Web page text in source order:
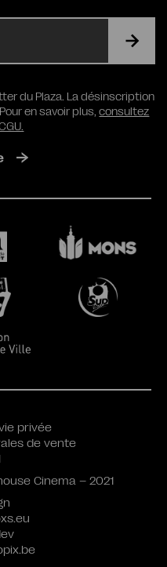
du Plaza. La désinscription
en savoir plus,consultez
privée
de vente
Cinema – 2021